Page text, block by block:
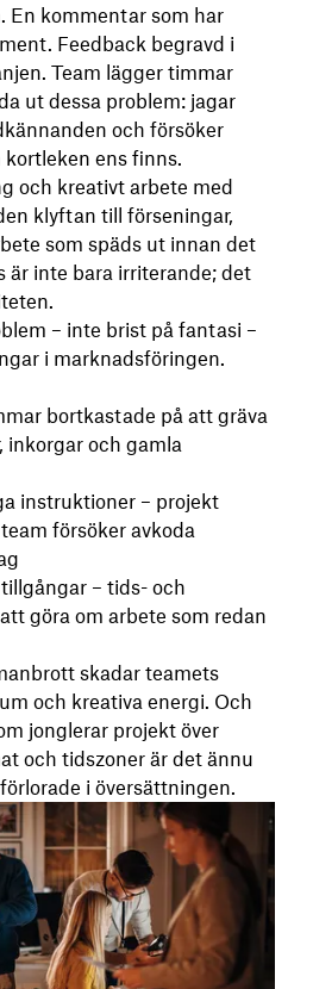
En kommentar som har
Feedback begravd i
Team lägger timmar
ut dessa problem: jagar
och försöker
kortleken ens finns.
och kreativt arbete med
klyftan till förseningar,
som späds ut innan det
är inte bara irriterande; det
– inte brist på fantasi –
i marknadsföringen.
bortkastade på att gräva
inkorgar och gamla
instruktioner – projekt
försöker avkoda
– tids- och
göra om arbete som redan
skadar teamets
och kreativa energi. Och
jonglerar projekt över
och tidszoner är det ännu
i översättningen.